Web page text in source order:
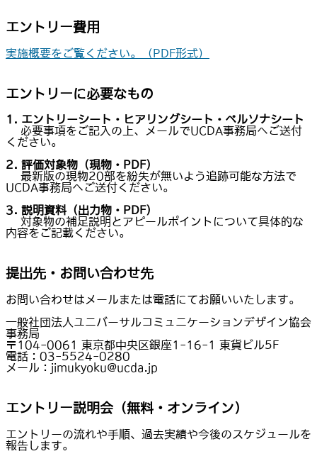
エントリー費用
実施概要をご覧ください。（PDF形式）
エントリーに必要なもの
1. エントリーシート・ヒアリングシート・ペルソナシート
必要事項をご記入の上、メールでUCDA事務局へご送付
ください。
2. 評価対象物（現物・PDF）
最新版の現物20部を紛失が無いよう追跡可能な方法で
UCDA事務局へご送付ください。
3. 説明資料（出力物・PDF）
対象物の補足説明とアピールポイントについて具体的な
内容をご記載ください。
提出先・お問い合わせ先
お問い合わせはメールまたは電話にてお願いいたします。
一般社団法人ユニバーサルコミュニケーションデザイン協会
事務局
〒104-0061 東京都中央区銀座1-16-1 東貨ビル5F
電話：03-5524-0280
メール：jimukyoku@ucda.jp
エントリー説明会（無料・オンライン）
エントリーの流れや手順、過去実績や今後のスケジュールを
報告します。